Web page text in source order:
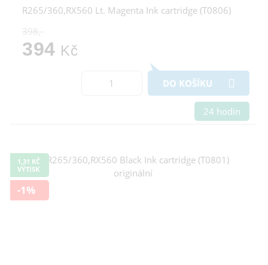
R265/360,RX560 Lt. Magenta Ink cartridge (T0806)
398,-
394 Kč
DO KOŠÍKU
24 hodin
1,31 KČ
VÝTISK
-1%